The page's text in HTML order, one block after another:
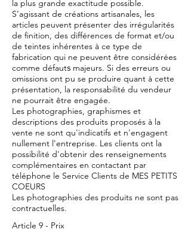
la plus grande exactitude possible.
S’agissant de créations artisanales, les
articles peuvent présenter des irrégularités
de finition, des différences de format et/ou
de teintes inhérentes à ce type de
fabrication qui ne peuvent être considérées
comme défauts majeurs. Si des erreurs ou
omissions ont pu se produire quant à cette
présentation, la responsabilité du vendeur
ne pourrait être engagée.
Les photographies, graphismes et
descriptions des produits proposés à la
vente ne sont qu'indicatifs et n'engagent
nullement l'entreprise. Les clients ont la
possibilité d'obtenir des renseignements
complémentaires en contactant par
téléphone le Service Clients de MES PETITS
COEURS
Les photographies des produits ne sont pas
contractuelles.
Article 9 - Prix